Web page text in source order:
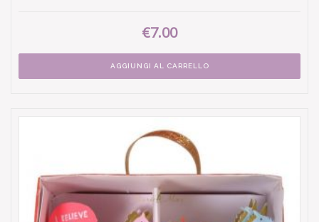
€7.00
AGGIUNGI AL CARRELLO